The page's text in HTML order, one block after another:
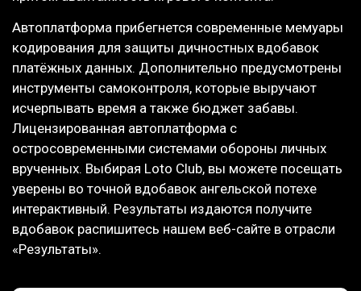
Автоплатформа прибегнется современные мемуары
кодирования для защиты дичностных вдобавок
платёжных данных. Дополнительно предусмотрены
инструменты самоконтроля, которые выручают
исчерпывать время а также бюджет забавы.
Лицензированная автоплатформа с
остросовременными системами обороны личных
врученных. Выбирая Loto Club, вы можете посещать
уверены во точной вдобавок ангельской потехе
интерактивный. Результаты издаются получите
вдобавок распишитесь нашем веб-сайте в отрасли
«Результаты».